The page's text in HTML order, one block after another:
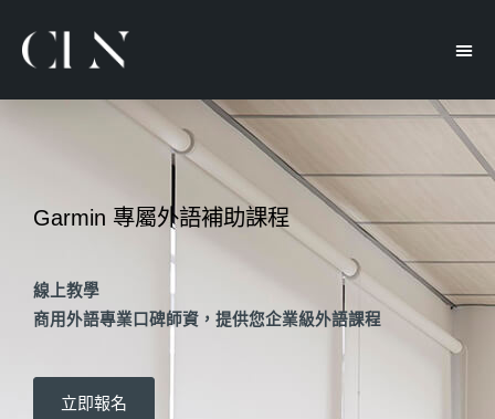
Garmin 專屬外語補助課程
線上教學
商用外語專業口碑師資，提供您企業級外語課程
立即報名